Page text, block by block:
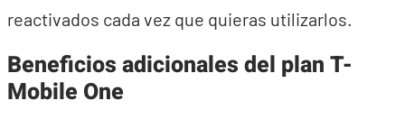
reactivados cada vez que quieras utilizarlos.
Beneficios adicionales del plan T-
Mobile One